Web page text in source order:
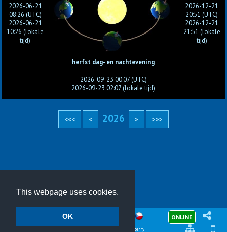
This webpage uses cookies.
OK
2026-06-21
08:26 (UTC)
2026-06-21
10:26 (lokale
tijd)
2026-12-21
20:51 (UTC)
2026-12-21
21:51 (lokale
tijd)
herfst dag- en nachtevening
2026-09-23 00:07 (UTC)
2026-09-23 02:07 (lokale tijd)
2026
15:52
Meteotemplate 19.0 Cranberry
ONLINE